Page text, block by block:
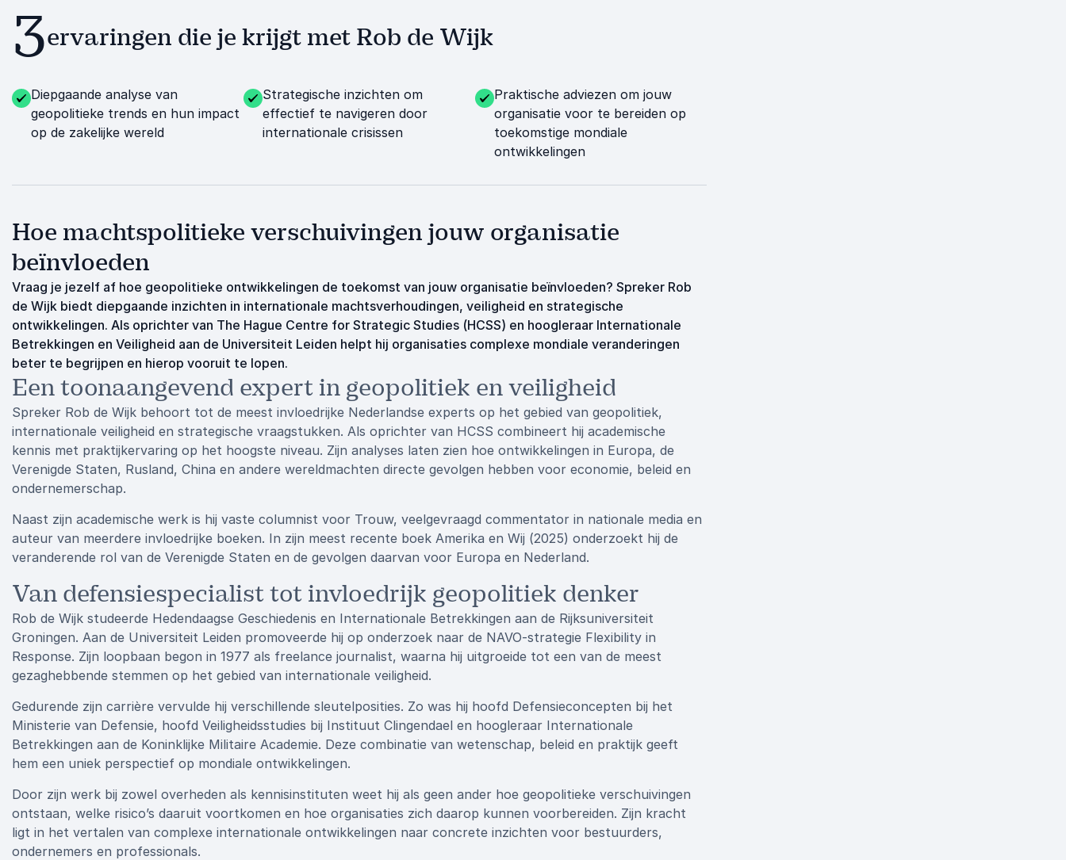
3ervaringen die je krijgt met Rob de Wijk
Diepgaande analyse van
geopolitieke trends en hun impact
op de zakelijke wereld
Strategische inzichten om
effectief te navigeren door
internationale crisissen
Praktische adviezen om jouw
organisatie voor te bereiden op
toekomstige mondiale
ontwikkelingen
Hoe machtspolitieke verschuivingen jouw organisatie
beïnvloeden
Vraag je jezelf af hoe geopolitieke ontwikkelingen de toekomst van jouw organisatie beïnvloeden? Spreker Rob
de Wijk biedt diepgaande inzichten in internationale machtsverhoudingen, veiligheid en strategische
ontwikkelingen. Als oprichter van The Hague Centre for Strategic Studies (HCSS) en hoogleraar Internationale
Betrekkingen en Veiligheid aan de Universiteit Leiden helpt hij organisaties complexe mondiale veranderingen
beter te begrijpen en hierop vooruit te lopen.
Een toonaangevend expert in geopolitiek en veiligheid
Spreker Rob de Wijk behoort tot de meest invloedrijke Nederlandse experts op het gebied van geopolitiek,
internationale veiligheid en strategische vraagstukken. Als oprichter van HCSS combineert hij academische
kennis met praktijkervaring op het hoogste niveau. Zijn analyses laten zien hoe ontwikkelingen in Europa, de
Verenigde Staten, Rusland, China en andere wereldmachten directe gevolgen hebben voor economie, beleid en
ondernemerschap.
Naast zijn academische werk is hij vaste columnist voor Trouw, veelgevraagd commentator in nationale media en
auteur van meerdere invloedrijke boeken. In zijn meest recente boek Amerika en Wij (2025) onderzoekt hij de
veranderende rol van de Verenigde Staten en de gevolgen daarvan voor Europa en Nederland.
Van defensiespecialist tot invloedrijk geopolitiek denker
Rob de Wijk studeerde Hedendaagse Geschiedenis en Internationale Betrekkingen aan de Rijksuniversiteit
Groningen. Aan de Universiteit Leiden promoveerde hij op onderzoek naar de NAVO-strategie Flexibility in
Response. Zijn loopbaan begon in 1977 als freelance journalist, waarna hij uitgroeide tot een van de meest
gezaghebbende stemmen op het gebied van internationale veiligheid.
Gedurende zijn carrière vervulde hij verschillende sleutelposities. Zo was hij hoofd Defensieconcepten bij het
Ministerie van Defensie, hoofd Veiligheidsstudies bij Instituut Clingendael en hoogleraar Internationale
Betrekkingen aan de Koninklijke Militaire Academie. Deze combinatie van wetenschap, beleid en praktijk geeft
hem een uniek perspectief op mondiale ontwikkelingen.
Door zijn werk bij zowel overheden als kennisinstituten weet hij als geen ander hoe geopolitieke verschuivingen
ontstaan, welke risico’s daaruit voortkomen en hoe organisaties zich daarop kunnen voorbereiden. Zijn kracht
ligt in het vertalen van complexe internationale ontwikkelingen naar concrete inzichten voor bestuurders,
ondernemers en professionals.